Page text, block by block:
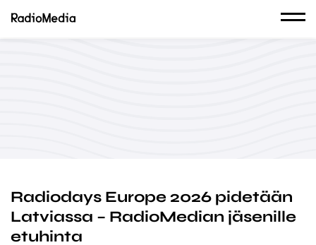
Radiodays Europe 2026 pidetään
Latviassa – RadioMedian jäsenille
etuhinta